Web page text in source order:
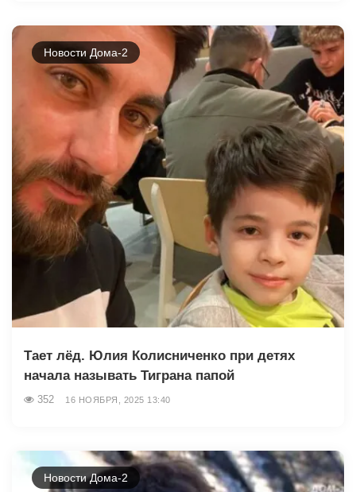
Новости Дома-2
Тает лёд. Юлия Колисниченко при детях
начала называть Тиграна папой
352 16 НОЯБРЯ, 2025 13:40
Новости Дома-2